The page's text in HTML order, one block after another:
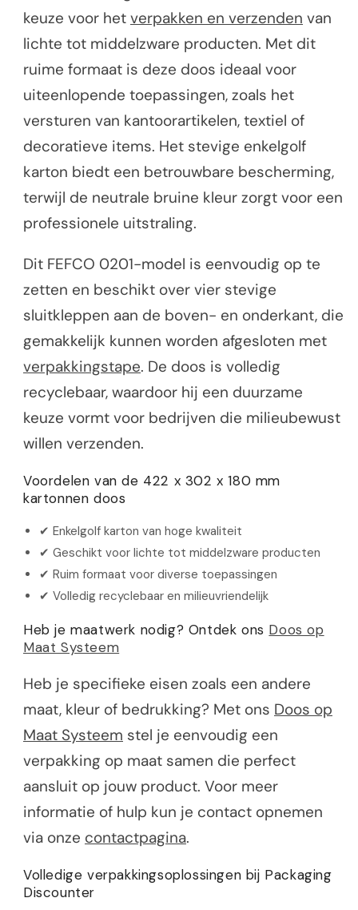
keuze voor het verpakken en verzenden van
lichte tot middelzware producten. Met dit
ruime formaat is deze doos ideaal voor
uiteenlopende toepassingen, zoals het
versturen van kantoorartikelen, textiel of
decoratieve items. Het stevige enkelgolf
karton biedt een betrouwbare bescherming,
terwijl de neutrale bruine kleur zorgt voor een
professionele uitstraling.
Dit FEFCO 0201-model is eenvoudig op te
zetten en beschikt over vier stevige
sluitkleppen aan de boven- en onderkant, die
gemakkelijk kunnen worden afgesloten met
verpakkingstape. De doos is volledig
recyclebaar, waardoor hij een duurzame
keuze vormt voor bedrijven die milieubewust
willen verzenden.
Voordelen van de 422 x 302 x 180 mm
kartonnen doos
✔ Enkelgolf karton van hoge kwaliteit
✔ Geschikt voor lichte tot middelzware producten
✔ Ruim formaat voor diverse toepassingen
✔ Volledig recyclebaar en milieuvriendelijk
Heb je maatwerk nodig? Ontdek ons Doos op
Maat Systeem
Heb je specifieke eisen zoals een andere
maat, kleur of bedrukking? Met ons Doos op
Maat Systeem stel je eenvoudig een
verpakking op maat samen die perfect
aansluit op jouw product. Voor meer
informatie of hulp kun je contact opnemen
via onze contactpagina.
Volledige verpakkingsoplossingen bij Packaging
Discounter